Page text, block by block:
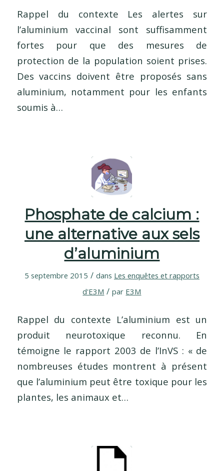
Rappel du contexte Les alertes sur
l’aluminium vaccinal sont suffisamment
fortes pour que des mesures de
protection de la population soient prises.
Des vaccins doivent être proposés sans
aluminium, notamment pour les enfants
soumis à…
Phosphate de calcium :
une alternative aux sels
d’aluminium
5 septembre 2015 / dans Les enquêtes et rapports
d'E3M / par E3M
Rappel du contexte L’aluminium est un
produit neurotoxique reconnu. En
témoigne le rapport 2003 de l’InVS : « de
nombreuses études montrent à présent
que l’aluminium peut être toxique pour les
plantes, les animaux et…